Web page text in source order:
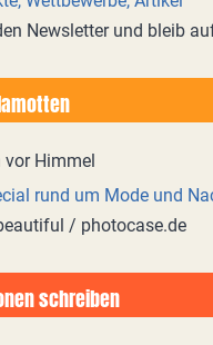
Newsletter und bleib
rund um Mode und
/ photocase.de
schreiben